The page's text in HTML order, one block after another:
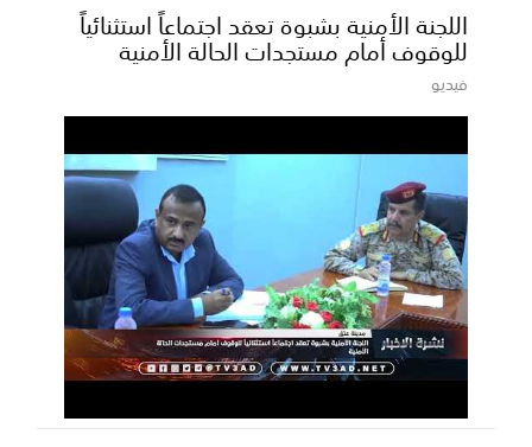
اللجنة الأمنية بشبوة تعقد اجتماعاً استثنائياً
للوقوف أمام مستجدات الحالة الأمنية
فيديو